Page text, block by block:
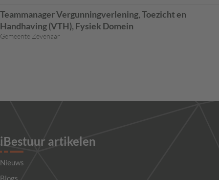
Teammanager Vergunningverlening, Toezicht en
Handhaving (VTH), Fysiek Domein
Gemeente Zevenaar
iBestuur artikelen
Nieuws
Blogs